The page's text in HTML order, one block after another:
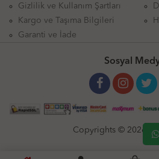
Gizlilik ve Kullanım Şartları
Kargo ve Taşıma Bilgileri
Garanti ve İade
Sosyal
Copyrights © 2026